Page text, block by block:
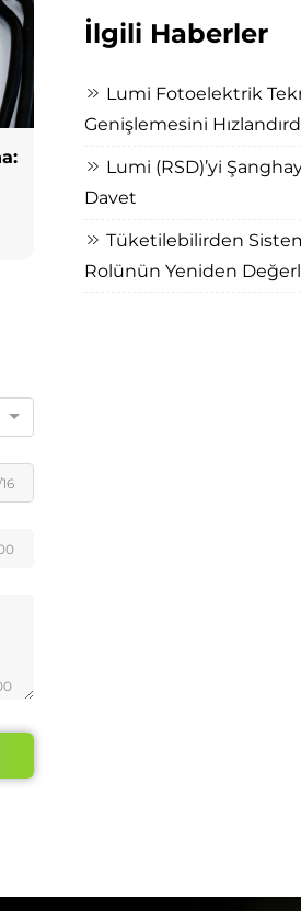
İlgili Haberler
Lumi Fotoelektrik
Genişlemesini
Lumi (RSD)’yi
Davet
Tüketilebilirden
Rolünün Yeniden